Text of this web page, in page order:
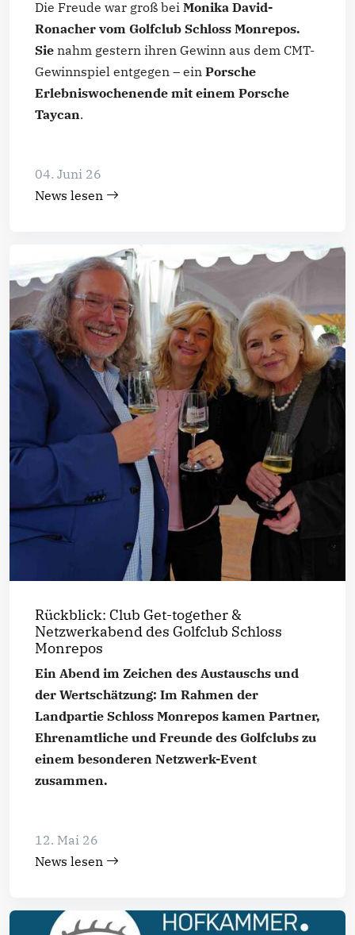
Die Freude war groß bei Monika David-
Ronacher vom Golfclub Schloss Monrepos.
Sie nahm gestern ihren Gewinn aus dem CMT-
Gewinnspiel entgegen – ein Porsche
Erlebniswochenende mit einem Porsche
Taycan.
04. Juni 26
News lesen
Rückblick: Club Get-together &
Netzwerkabend des Golfclub Schloss
Monrepos
Ein Abend im Zeichen des Austauschs und
der Wertschätzung: Im Rahmen der
Landpartie Schloss Monrepos kamen Partner,
Ehrenamtliche und Freunde des Golfclubs zu
einem besonderen Netzwerk-Event
zusammen.
12. Mai 26
News lesen